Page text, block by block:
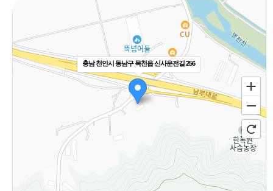
충남 천안시 동남구 목천읍 신사운전길 256